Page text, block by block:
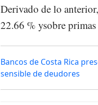
Derivado de lo
22.66 % ysobre
Bancos de Costa Rica
sensible de deudores